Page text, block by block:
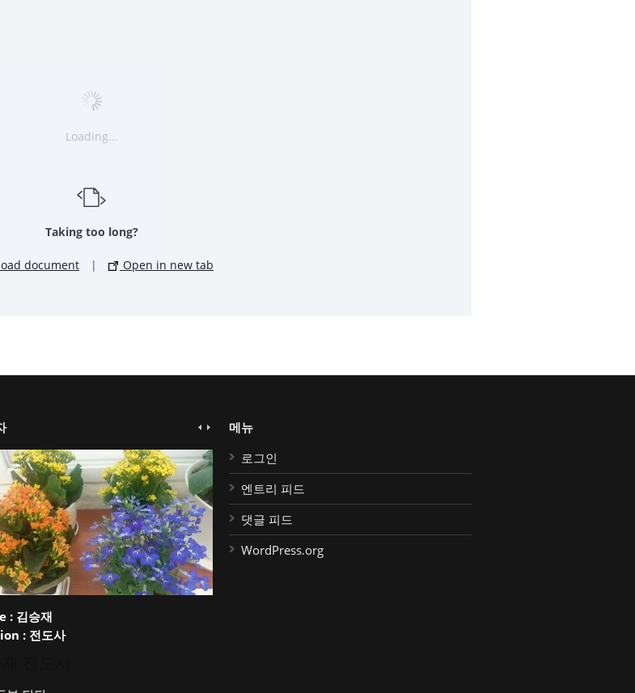
Loading...
Taking too long?
document | Open in new tab
:김승재
:전도사
메뉴
로그인
엔트리 피드
댓글 피드
WordPress.org